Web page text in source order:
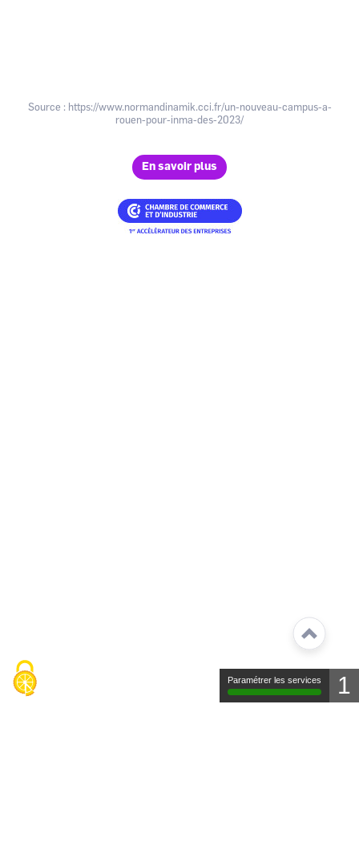
Source : https://www.normandinamik.cci.fr/un-nouveau-campus-a-
rouen-pour-inma-des-2023/
En savoir plus
Image
Paramétrer les services 1